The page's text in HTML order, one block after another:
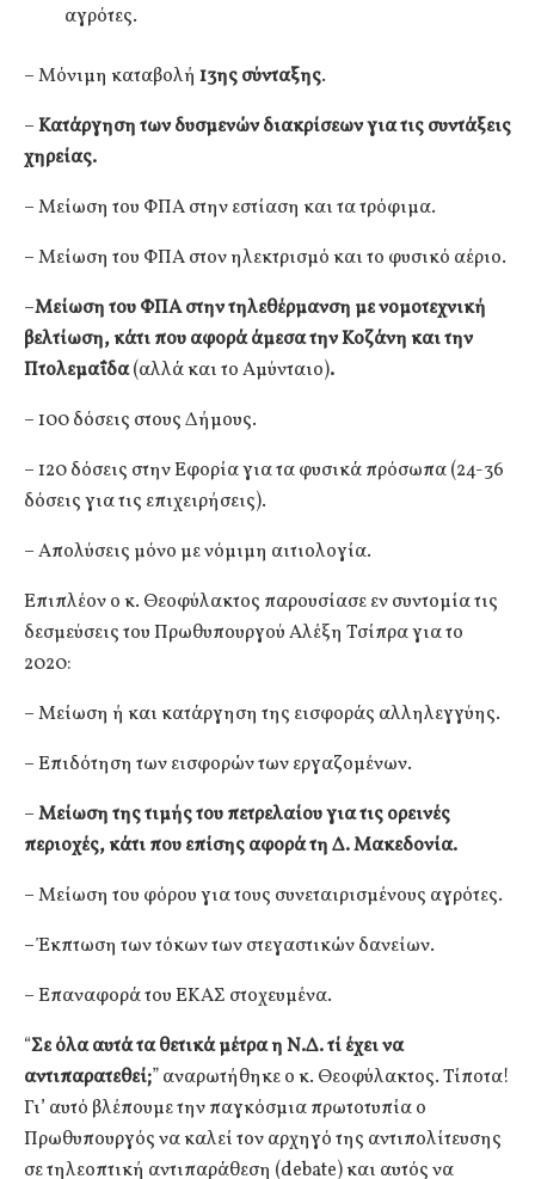
αγρότες.
– Μόνιμη καταβολή 13ης σύνταξης.
–Κατάργηση των δυσμενών διακρίσεων για τις συντάξεις
χηρείας.
– Μείωση του ΦΠΑ στην εστίαση και τα τρόφιμα.
– Μείωση του ΦΠΑ στον ηλεκτρισμό και το φυσικό αέριο.
–Μείωση του ΦΠΑ στην τηλεθέρμανση με νομοτεχνική
βελτίωση, κάτι που αφορά άμεσα την Κοζάνη και την
Πτολεμαΐδα(αλλά και το Αμύνταιο).
– 100 δόσεις στους Δήμους.
– 120 δόσεις στην Εφορία για τα φυσικά πρόσωπα (24-36
δόσεις για τις επιχειρήσεις).
– Απολύσεις μόνο με νόμιμη αιτιολογία.
Επιπλέον ο κ. Θεοφύλακτος παρουσίασε εν συντομία τις
δεσμεύσεις του Πρωθυπουργού Αλέξη Τσίπρα για το
2020:
– Μείωση ή και κατάργηση της εισφοράς αλληλεγγύης.
– Επιδότηση των εισφορών των εργαζομένων.
–Μείωση της τιμής του πετρελαίου για τις ορεινές
περιοχές, κάτι που επίσης αφορά τη Δ. Μακεδονία.
– Μείωση του φόρου για τους συνεταιρισμένους αγρότες.
– Έκπτωση των τόκων των στεγαστικών δανείων.
– Επαναφορά του ΕΚΑΣ στοχευμένα.
“Σε όλα αυτά τα θετικά μέτρα η Ν.Δ. τί έχει να
αντιπαρατεθεί;” αναρωτήθηκε ο κ. Θεοφύλακτος. Τίποτα!
Γι’ αυτό βλέπουμε την παγκόσμια πρωτοτυπία ο
Πρωθυπουργός να καλεί τον αρχηγό της αντιπολίτευσης
σε τηλεοπτική αντιπαράθεση (debate) και αυτός να